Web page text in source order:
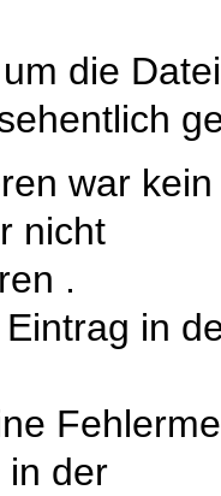
die
war
nicht
.
in
in der